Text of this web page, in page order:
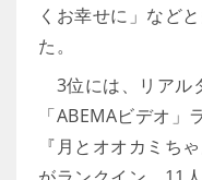
くお幸せに」など
た。
3位には、リアル
「ABEMAビデオ
『月とオオカミち